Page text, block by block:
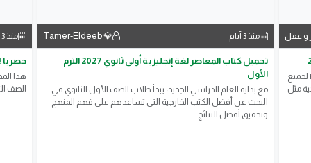
و عقل
تحميل جميع كتب الصف الثالث الثانوي الترم الأول 2027 PDF لجميع
مثل
منذ 3 أيام 💎 Tamer-Eldeeb
تحميل كتاب المعاصر لغة إنجليزية أولى ثانوي 2027 الترم
الأول
مع بداية العام الدراسي الجديد، يبدأ طلاب الصف الأول الثانوي في
البحث عن أفضل الكتب الخارجية التي تساعدهم على فهم المنهج
وتحقيق أفضل النتائج
منذ 3 أيام
حصريا !
الصف